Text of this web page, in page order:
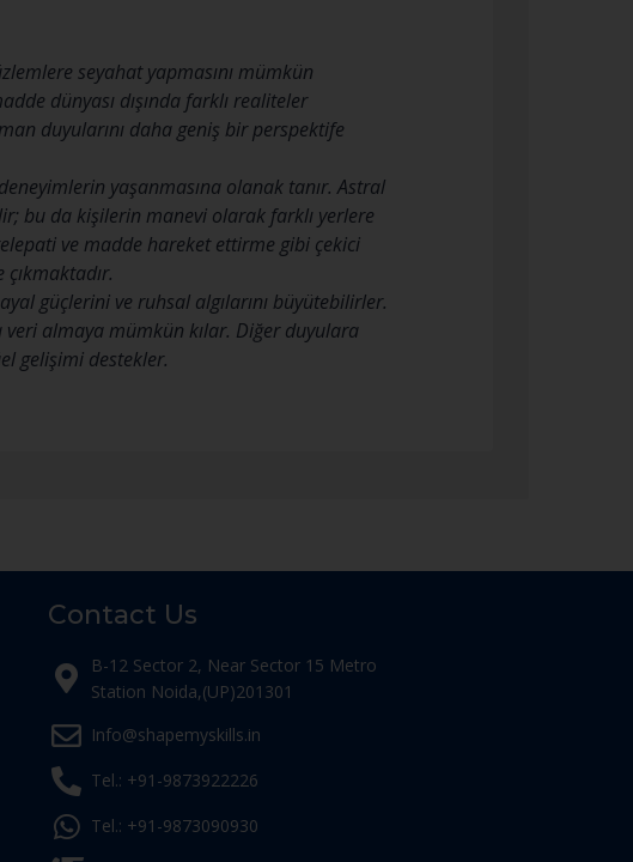
seyahat yapmasını mümkün
dünyası dışında farklı realiteler
duyularını daha geniş bir perspektife
yaşanmasına olanak tanır. Astral
bu da kişilerin manevi olarak farklı yerlere
ve madde hareket ettirme gibi çekici
güçlerini ve ruhsal algılarını büyütebilirler.
almaya mümkün kılar. Diğer duyulara
gelişimi destekler.
Contact Us
B-12 Sector 2, Near Sector 15 Metro
Station Noida,(UP)201301
Info@shapemyskills.in
Tel.: +91-9873922226
Tel.: +91-9873090930